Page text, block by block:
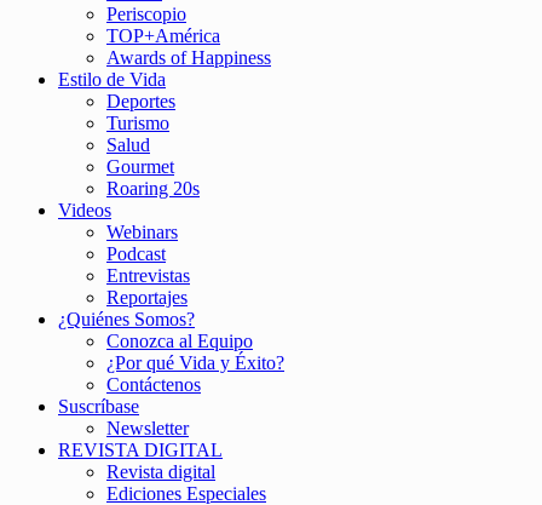
Periscopio
TOP+América
Awards of Happiness
Estilo de Vida
Deportes
Turismo
Salud
Gourmet
Roaring 20s
Videos
Webinars
Podcast
Entrevistas
Reportajes
¿Quiénes Somos?
Conozca al Equipo
¿Por qué Vida y Éxito?
Contáctenos
Suscríbase
Newsletter
REVISTA DIGITAL
Revista digital
Ediciones Especiales